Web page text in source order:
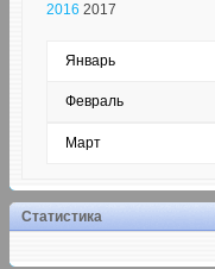
2016 2017
Январь
Февраль
Март
Статистика